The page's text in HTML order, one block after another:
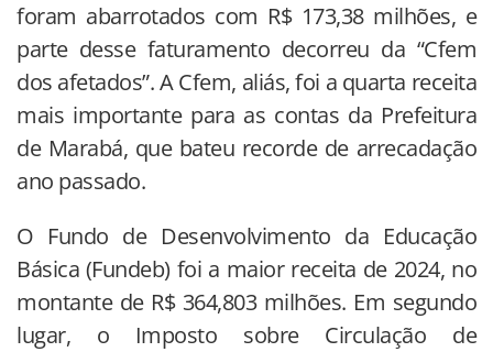
foram abarrotados com R$ 173,38 milhões, e
parte desse faturamento decorreu da “Cfem
dos afetados”. A Cfem, aliás, foi a quarta receita
mais importante para as contas da Prefeitura
de Marabá, que bateu recorde de arrecadação
ano passado.
O Fundo de Desenvolvimento da Educação
Básica (Fundeb) foi a maior receita de 2024, no
montante de R$ 364,803 milhões. Em segundo
lugar, o Imposto sobre Circulação de